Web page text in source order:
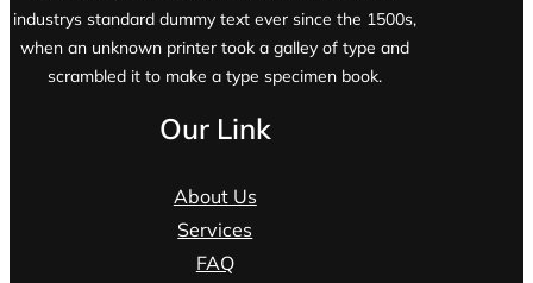
industrys standard dummy text ever since the 1500s,
when an unknown printer took a galley of type and
scrambled it to make a type specimen book.
Our Link
About Us
Services
FAQ